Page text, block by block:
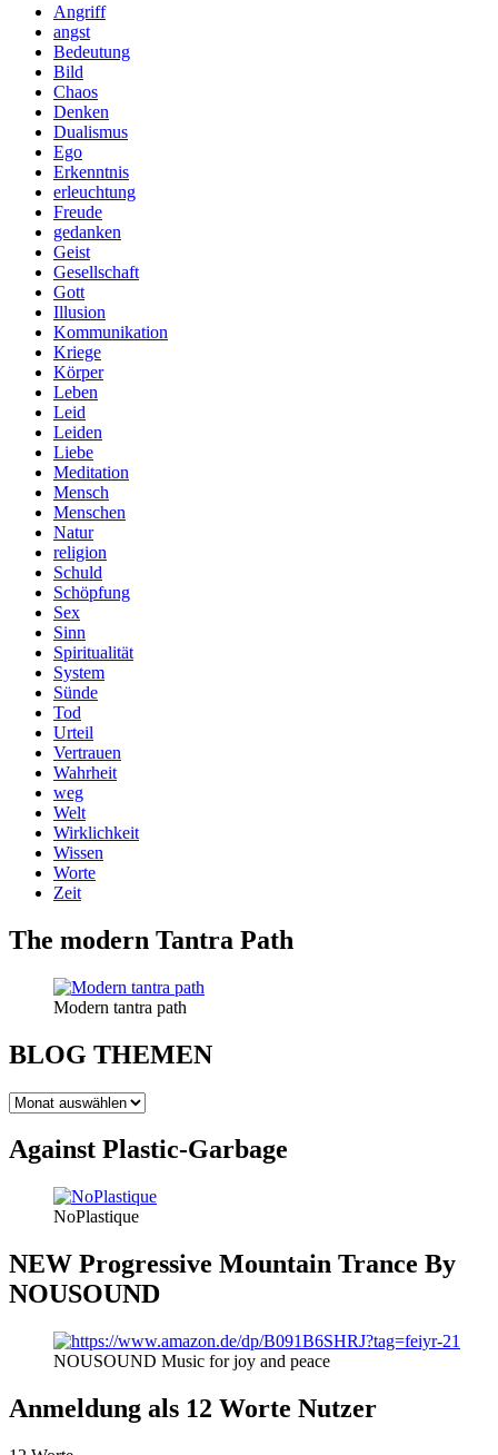
Angriff
angst
Bedeutung
Bild
Chaos
Denken
Dualismus
Ego
Erkenntnis
erleuchtung
Freude
gedanken
Geist
Gesellschaft
Gott
Illusion
Kommunikation
Kriege
Körper
Leben
Leid
Leiden
Liebe
Meditation
Mensch
Menschen
Natur
religion
Schuld
Schöpfung
Sex
Sinn
Spiritualität
System
Sünde
Tod
Urteil
Vertrauen
Wahrheit
weg
Welt
Wirklichkeit
Wissen
Worte
Zeit
The modern Tantra Path
Modern tantra path
BLOG THEMEN
BLOG
Against Plastic-Garbage
NoPlastique
NEW Progressive Mountain Trance By
NOUSOUND
NOUSOUND Music for joy and peace
Anmeldung als 12 Worte Nutzer